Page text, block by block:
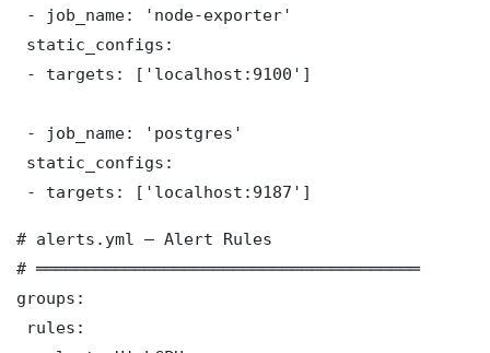
- job_name: 'node-exporter'
static_configs:
- targets: ['localhost:9100']
- job_name: 'postgres'
static_configs:
- targets: ['localhost:9187']
# alerts.yml — Alert Rules
# ═══════════════════════════════════════
groups:
rules: